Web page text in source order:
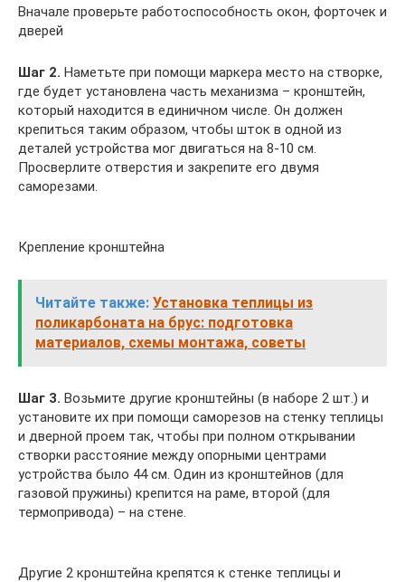
Вначале проверьте работоспособность окон, форточек и
дверей
Шаг 2. Наметьте при помощи маркера место на створке,
где будет установлена часть механизма – кронштейн,
который находится в единичном числе. Он должен
крепиться таким образом, чтобы шток в одной из
деталей устройства мог двигаться на 8-10 см.
Просверлите отверстия и закрепите его двумя
саморезами.
Крепление кронштейна
Читайте также: Установка теплицы из
поликарбоната на брус: подготовка
материалов, схемы монтажа, советы
Шаг 3. Возьмите другие кронштейны (в наборе 2 шт.) и
установите их при помощи саморезов на стенку теплицы
и дверной проем так, чтобы при полном открывании
створки расстояние между опорными центрами
устройства было 44 см. Один из кронштейнов (для
газовой пружины) крепится на раме, второй (для
термопривода) – на стене.
Другие 2 кронштейна крепятся к стенке теплицы и